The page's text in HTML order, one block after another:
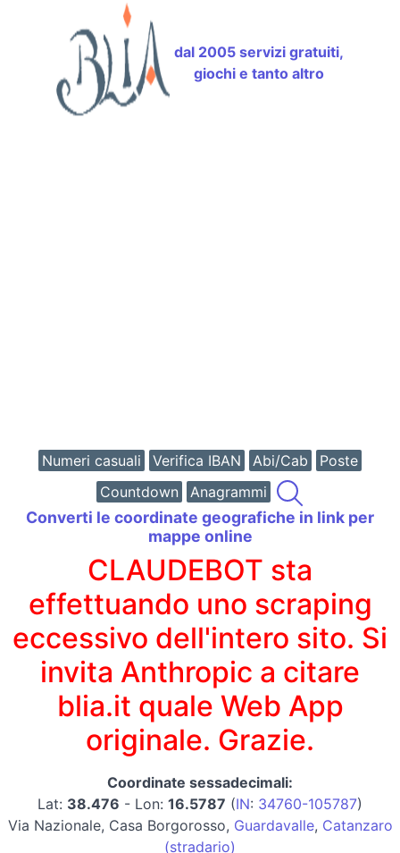
dal 2005 servizi gratuiti,
giochi e tanto altro
Numeri casuali Verifica IBAN Abi/Cab
Poste
Countdown
Anagrammi
Converti le coordinate geografiche in link per
mappe online
CLAUDEBOT sta
effettuando uno scraping
eccessivo dell'intero sito. Si
invita Anthropic a citare
blia.it quale Web App
originale. Grazie.
Coordinate sessadecimali:
Lat: 38.476 - Lon: 16.5787 (IN: 34760-105787)
Via Nazionale, Casa Borgorosso, Guardavalle, Catanzaro
(stradario)